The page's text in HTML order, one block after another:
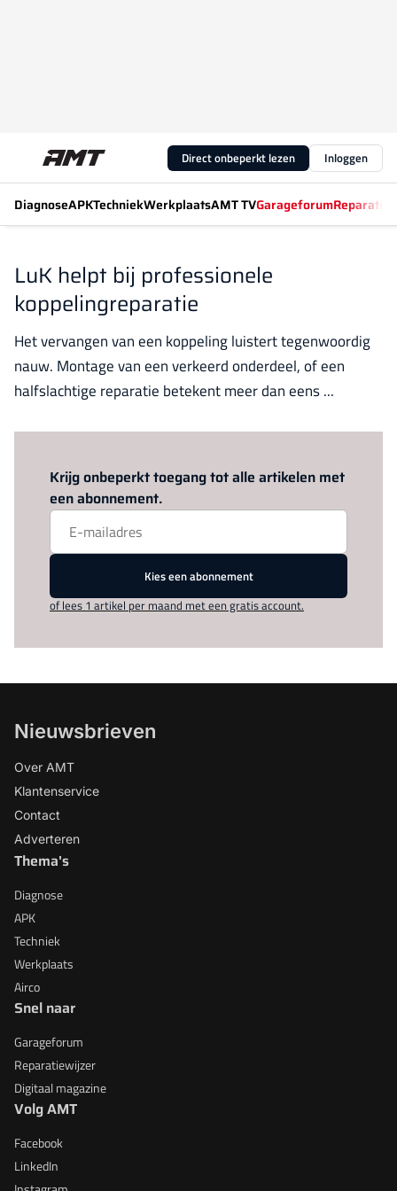
Direct onbeperkt lezen Inloggen
DiagnoseAPKTechniekWerkplaatsAMT TVGarageforum
LuK helpt bij professionele
koppelingreparatie
Het vervangen van een koppeling luistert tegenwoordig
nauw. Montage van een verkeerd onderdeel, of een
halfslachtige reparatie betekent meer dan eens ...
Krijg onbeperkt toegang tot alle artikelen met
een abonnement.
Kies een abonnement
of lees 1 artikel per maand met een gratis account.
Nieuwsbrieven
Over AMT
Klantenservice
Contact
Adverteren
Thema's
Diagnose
APK
Techniek
Werkplaats
Airco
Snel naar
Garageforum
Reparatiewijzer
Digitaal magazine
Volg AMT
Facebook
LinkedIn